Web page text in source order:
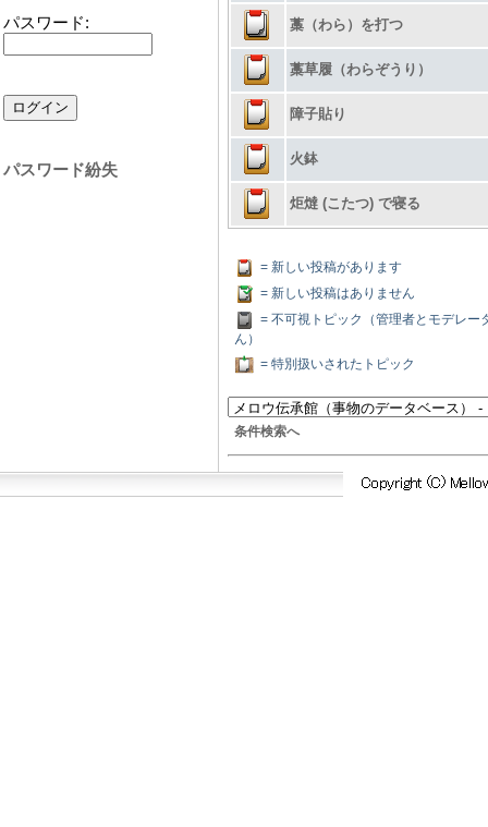
パスワード:
パスワード紛失
藁（わら）を打つ
藁草履（わらぞうり）
障子貼り
火鉢
炬燵 (こたつ) で寝る
= 新しい投稿があります
= 新しい投稿はありません
= 不可視トピック（管理者とモデレー
ん）
= 特別扱いされたトピック
条件検索へ